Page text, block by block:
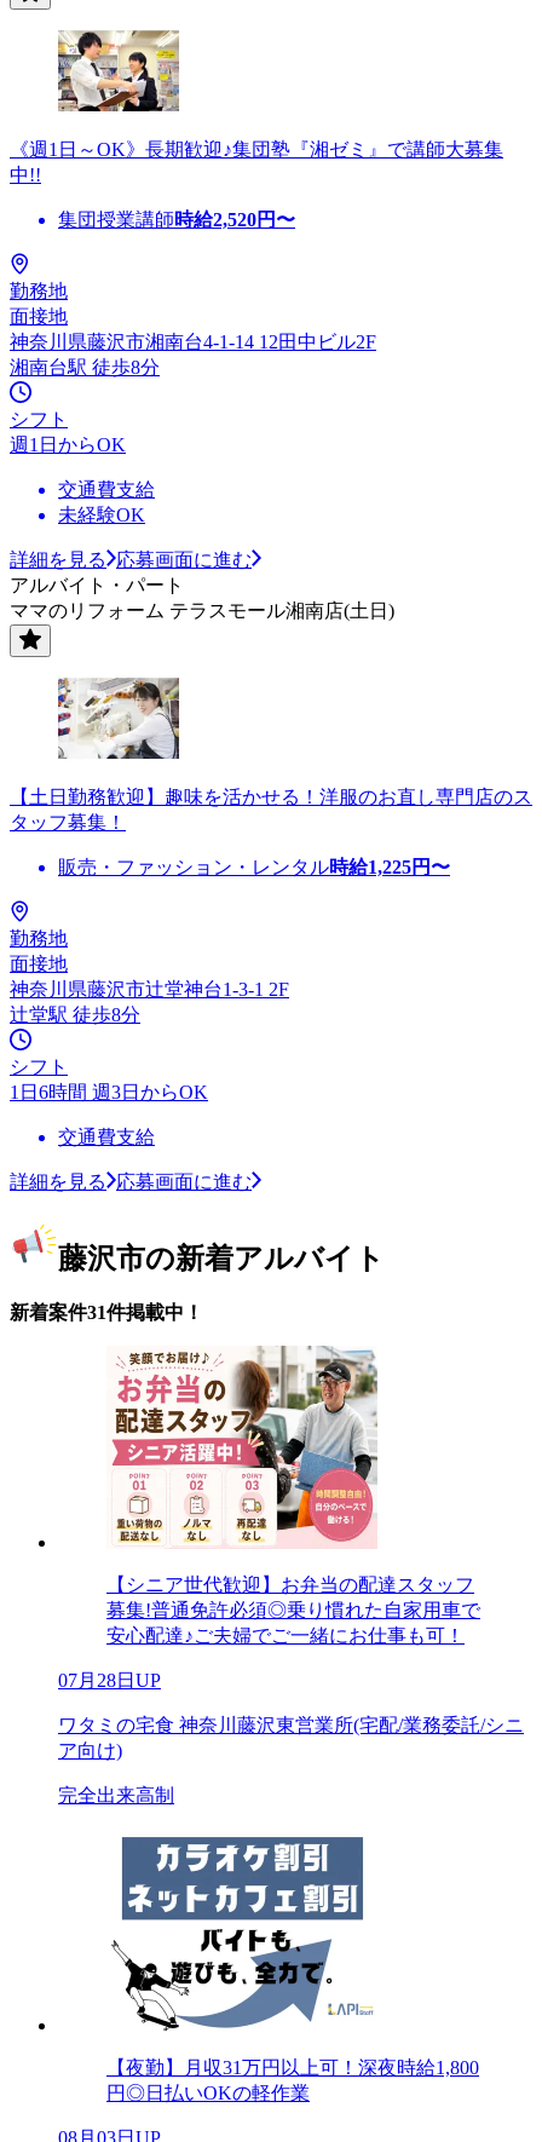
《週1日～OK》長期歓迎♪集団塾『湘ゼミ』で講師大募集
中!!
集団授業講師時給2,520円〜
勤務地
面接地
神奈川県藤沢市湘南台4-1-14 12田中ビル2F
湘南台駅 徒歩8分
シフト
週1日からOK
交通費支給
未経験OK
詳細を見る
応募画面に進む
アルバイト・パート
ママのリフォーム テラスモール湘南店(土日)
【土日勤務歓迎】趣味を活かせる！洋服のお直し専門店のス
タッフ募集！
販売・ファッション・レンタル時給1,225円〜
勤務地
面接地
神奈川県藤沢市辻堂神台1-3-1 2F
辻堂駅 徒歩8分
シフト
1日6時間 週3日からOK
交通費支給
詳細を見る 応募画面に進む
藤沢市の新着アルバイト
新着案件31件掲載中！
【シニア世代歓迎】お弁当の配達スタッフ
募集!普通免許必須◎乗り慣れた自家用車で
安心配達♪ご夫婦でご一緒にお仕事も可！
07月28日UP
ワタミの宅食 神奈川藤沢東営業所(宅配/業務委託/シニ
ア向け)
完全出来高制
【夜勤】月収31万円以上可！深夜時給1,800
円◎日払いOKの軽作業